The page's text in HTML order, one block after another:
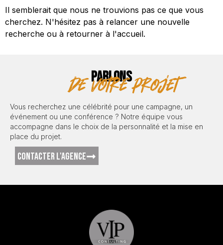
Il semblerait que nous ne trouvions pas ce que vous
cherchez. N'hésitez pas à relancer une nouvelle
recherche ou à retourner à l'accueil.
PARLONS
de votre projet
Vous recherchez une célébrité pour une campagne, un
événement ou une conférence ? Notre équipe vous
accompagne dans le choix de la personnalité et la mise en
place du projet.
CONTACTER L'AGENCE